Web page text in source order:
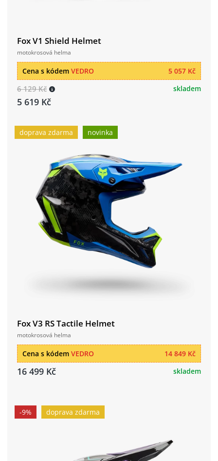
Fox V1 Shield Helmet
motokrosová helma
5 057 Kč
Cena s kódem VEDRO
6 129 Kč
5 619 Kč
skladem
doprava zdarma novinka
Fox V3 RS Tactile Helmet
motokrosová helma
14 849 Kč
Cena s kódem VEDRO
16 499 Kč skladem
-9% doprava zdarma